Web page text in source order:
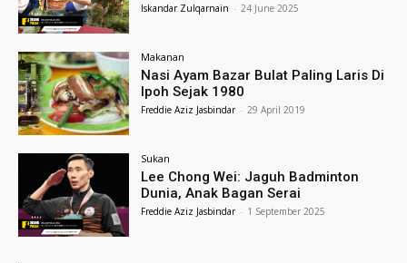
Iskandar Zulqarnain - 24 June 2025
Makanan
Nasi Ayam Bazar Bulat Paling Laris Di
Ipoh Sejak 1980
Freddie Aziz Jasbindar - 29 April 2019
Sukan
Lee Chong Wei: Jaguh Badminton
Dunia, Anak Bagan Serai
Freddie Aziz Jasbindar - 1 September 2025